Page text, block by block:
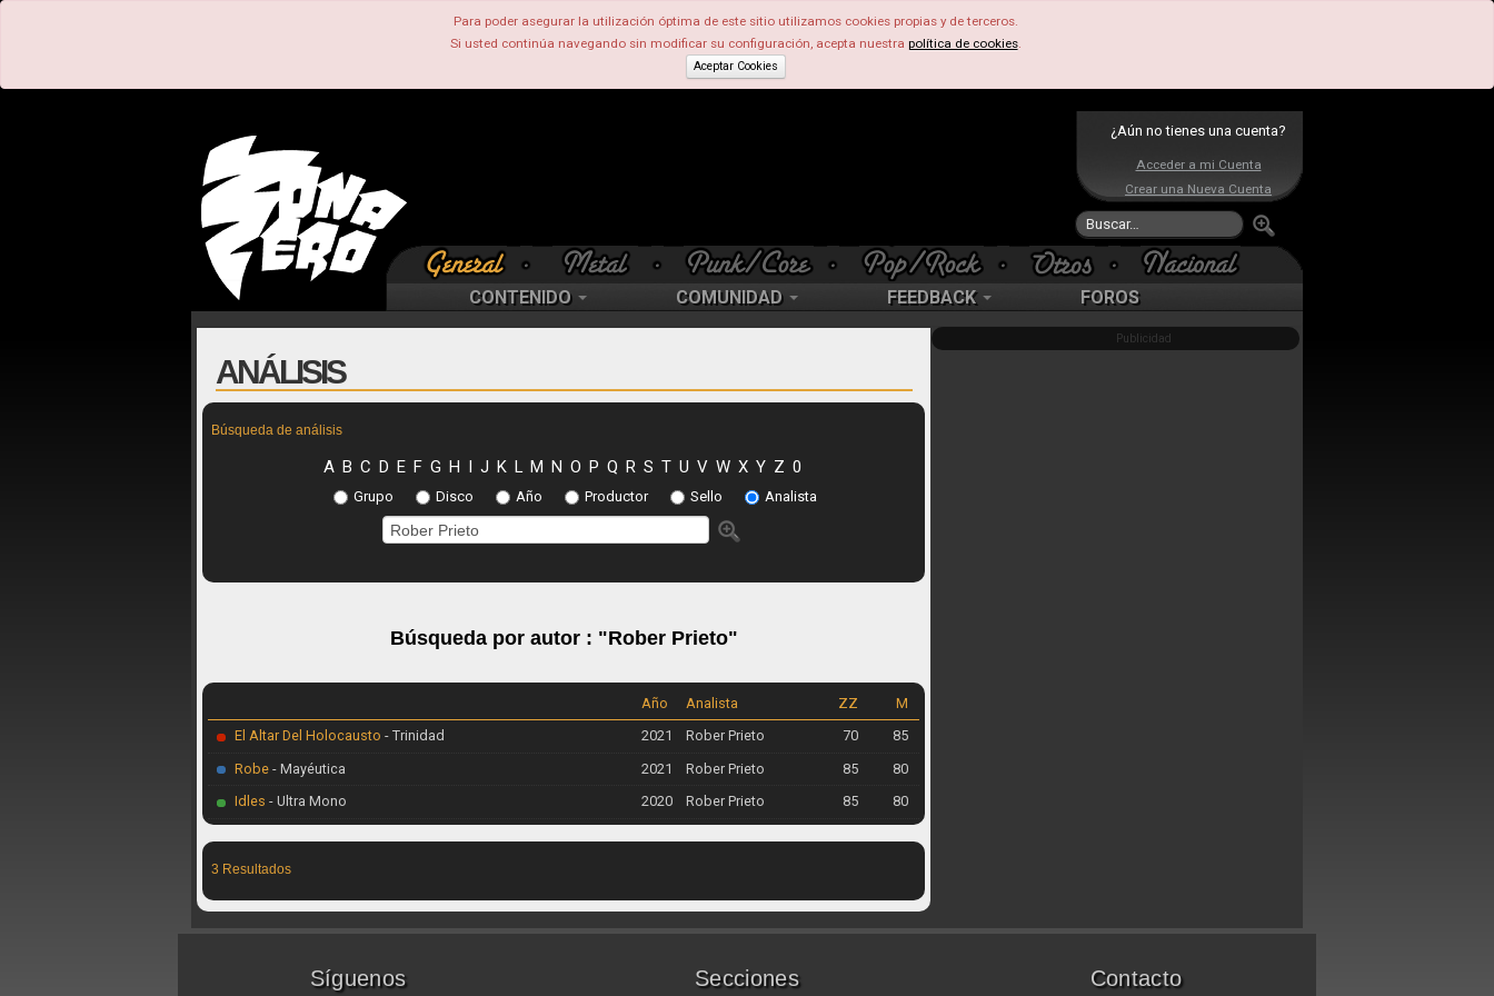
Para poder asegurar la utilización óptima de este sitio utilizamos cookies propias y de terceros.
Si usted continúa navegando sin modificar su configuración, acepta nuestra política de cookies.
Aceptar Cookies
¿Aún no tienes una cuenta?
Acceder a mi Cuenta
Crear una Nueva Cuenta
CONTENIDO COMUNIDAD FEEDBACK FOROS
ANÁLISIS
Búsqueda de análisis
A B C D E F G H I J K L M N O P Q R S T U V W X Y Z 0
Grupo Disco Año Productor Sello Analista
Búsqueda por autor : "Rober Prieto"
M
ZZ
Analista
Año
El Altar Del Holocausto - Trinidad 85
70
Rober Prieto
2021
Robe- Mayéutica 80
85
Rober Prieto
2021
Idles - Ultra Mono 80
85
Rober Prieto
2020
3 Resultados
Publicidad
Síguenos Secciones Contacto